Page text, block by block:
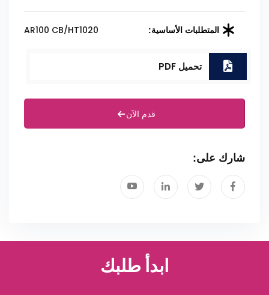
المتطلبات الأساسية: AR100 CB/HT1020
تحميل PDF
قدم الآن
شارك على:
ابدأ طلبك